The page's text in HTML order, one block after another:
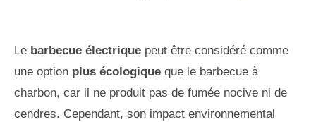
Le barbecue électrique peut être considéré comme
une option plus écologique que le barbecue à
charbon, car il ne produit pas de fumée nocive ni de
cendres. Cependant, son impact environnemental